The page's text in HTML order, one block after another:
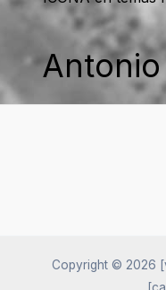
Copyright © 2026